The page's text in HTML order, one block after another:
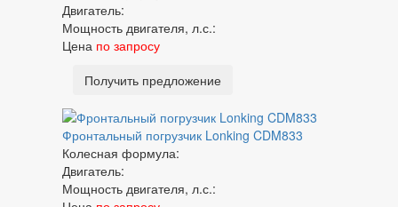
Двигатель:
Мощность двигателя, л.с.:
Цена по запросу
Получить предложение
Фронтальный погрузчик Lonking CDM833
Колесная формула:
Двигатель:
Мощность двигателя, л.с.: